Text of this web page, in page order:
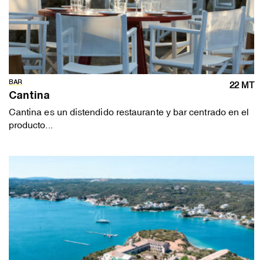
BAR 22 MT
Cantina
Cantina es un distendido restaurante y bar centrado en el
producto...